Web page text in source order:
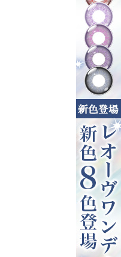
ウィッグネッ
ット(ストッ
タイプ)
690円(税込)